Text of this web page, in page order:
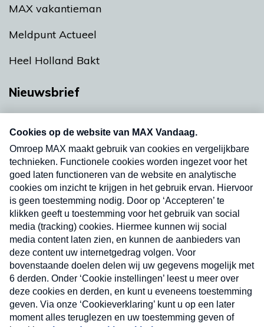
MAX vakantieman
Meldpunt Actueel
Heel Holland Bakt
Nieuwsbrief
nieuwsbrief. Elke vrijdag- en dinsdagochtend in
uw mailbox.
Verzend
Nieuwsbrief
Neem hier een gratis abonnement op onze